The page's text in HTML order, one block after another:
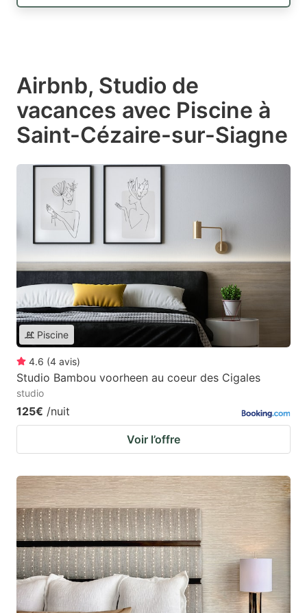
Airbnb, Studio de
vacances avec Piscine à
Saint-Cézaire-sur-Siagne
Piscine
4.6 (4 avis)
Studio Bambou voorheen au coeur des Cigales
studio
125€ /nuit
Voir l’offre